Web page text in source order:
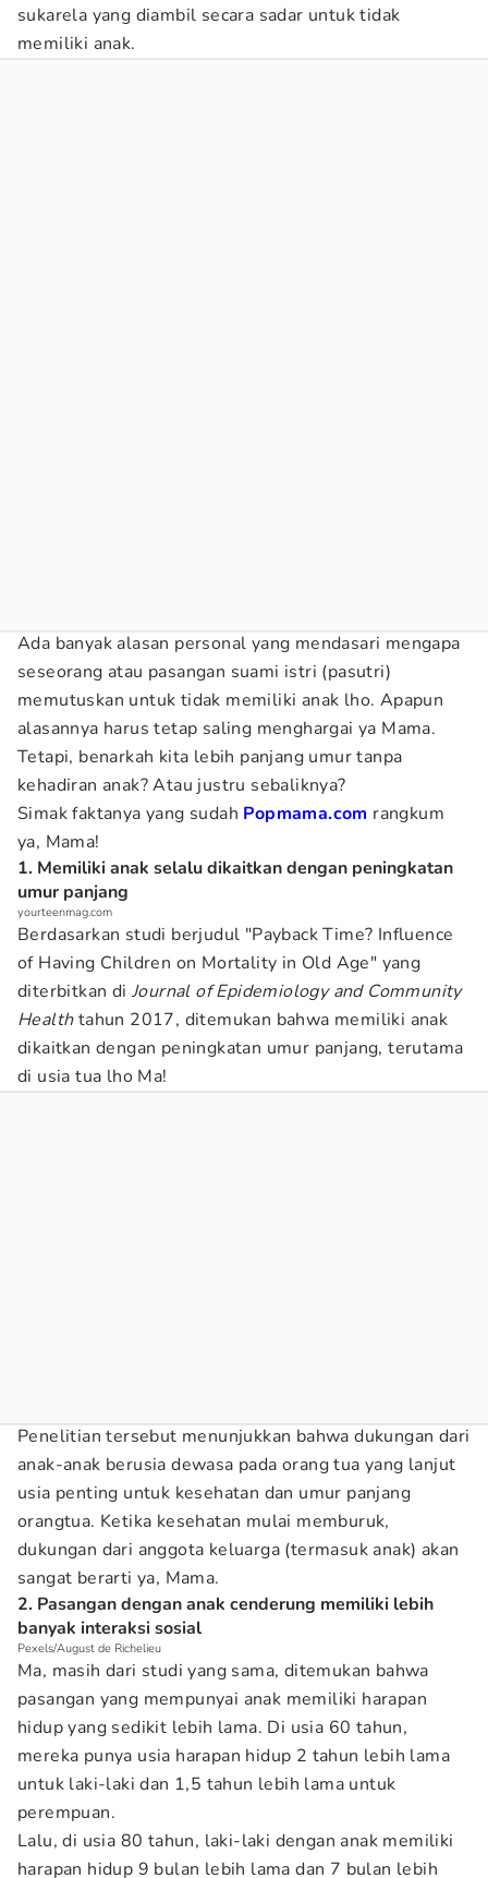
sukarela yang diambil secara sadar untuk tidak
memiliki anak.
Ada banyak alasan personal yang mendasari mengapa
seseorang atau pasangan suami istri (pasutri)
memutuskan untuk tidak memiliki anak lho. Apapun
alasannya harus tetap saling menghargai ya Mama.
Tetapi, benarkah kita lebih panjang umur tanpa
kehadiran anak? Atau justru sebaliknya?
Simak faktanya yang sudah Popmama.com rangkum
ya, Mama!
1. Memiliki anak selalu dikaitkan dengan peningkatan
umur panjang
yourteenmag.com
Berdasarkan studi berjudul "Payback Time? Influence
of Having Children on Mortality in Old Age" yang
diterbitkan diJournal of Epidemiology and Community
Healthtahun 2017, ditemukan bahwa memiliki anak
dikaitkan dengan peningkatan umur panjang, terutama
di usia tua lho Ma!
Penelitian tersebut menunjukkan bahwa dukungan dari
anak-anak berusia dewasa pada orang tua yang lanjut
usia penting untuk kesehatan dan umur panjang
orangtua. Ketika kesehatan mulai memburuk,
dukungan dari anggota keluarga (termasuk anak) akan
sangat berarti ya, Mama.
2. Pasangan dengan anak cenderung memiliki lebih
banyak interaksi sosial
Pexels/August de Richelieu
Ma, masih dari studi yang sama, ditemukan bahwa
pasangan yang mempunyai anak memiliki harapan
hidup yang sedikit lebih lama. Di usia 60 tahun,
mereka punya usia harapan hidup 2 tahun lebih lama
untuk laki-laki dan 1,5 tahun lebih lama untuk
perempuan.
Lalu, di usia 80 tahun, laki-laki dengan anak memiliki
harapan hidup 9 bulan lebih lama dan 7 bulan lebih